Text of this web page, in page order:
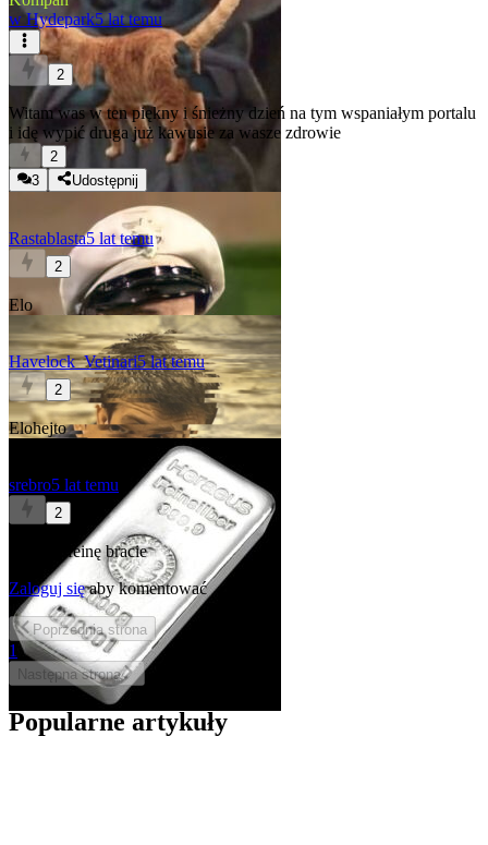
w Hydepark5 lat temu
2
Witam was w ten piękny i śnieżny dzień na tym wspaniałym portalu
i idę wypić druga już kawusie za wasze zdrowie
2
3
Udostępnij
Rastablasta5 lat temu
2
Elo
Havelock_Vetinari5 lat temu
2
Elohejto
srebro5 lat temu
2
Siorb kofeinę bracie
Zaloguj sięaby komentować
Poprzedniastrona
1
Następnastrona
Popularne artykuły